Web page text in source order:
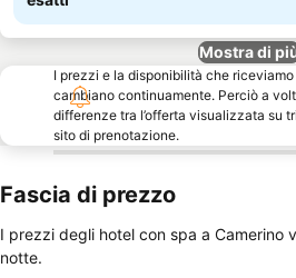
Mostra di
I prezzi e la disponibilità che
cambiano continuamente. Perciò a
differenze tra l’offerta visualizzata su
sito di prenotazione.
Fascia di prezzo
I prezzi degli hotel con spa a Camerino
notte.